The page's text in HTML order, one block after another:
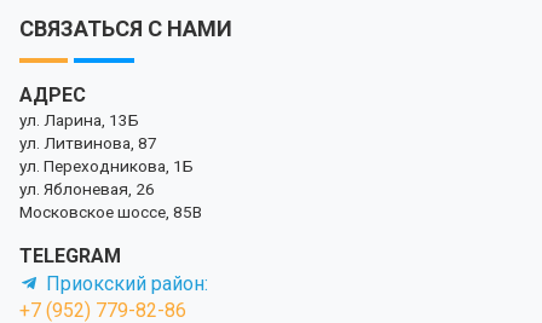
СВЯЗАТЬСЯ С НАМИ
АДРЕС
ул. Ларина, 13Б
ул. Литвинова, 87
ул. Переходникова, 1Б
ул. Яблоневая, 26
Московское шоссе, 85В
TELEGRAM
Приокский район:
+7 (952) 779-82-86